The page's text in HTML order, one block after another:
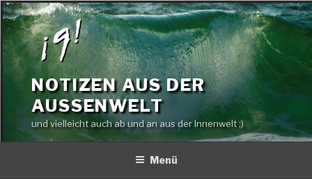
Zum
Inhalt
springen
NOTIZEN AUS DER
AUSSENWELT
und vielleicht auch ab und an aus der Innenwelt ;)
Menü